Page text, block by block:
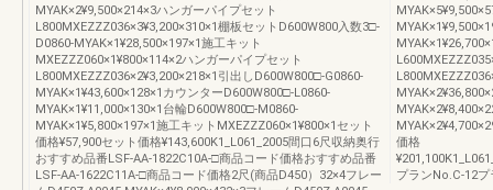
MYAK×2¥9,500×214×3ハンガーパイプセット
L800MXEZZZ036×3¥3,200×310×1棚板セットD600W800入数3□-
D0860-MYAK×1¥28,500×197×1施工キット
MXEZZZ060×1¥800×114×2ハンガーパイプセット
L800MXEZZZ036×2¥3,200×218×1引出しD600W800□-G0860-
MYAK×1¥43,600×128×1カウンターD600W800□-L0860-
MYAK×1¥11,000×130×1台輪D600W800□-M0860-
MYAK×1¥5,800×197×1施工キットMXEZZZ060×1¥800×1セット
価格¥57,900セット価格¥143,600K1_L061_2005間口6尺収納奥行
おすすめ品番LSF-AA-1822C10A-□商品コード価格おすすめ品番
LSF-AA-1622C11A-□商品コード価格2尺(商品D450）32×4フレー
価格
プランNo.C-12